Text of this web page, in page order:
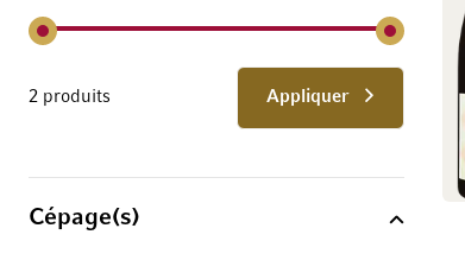
2 produits Appliquer
Cépage(s)